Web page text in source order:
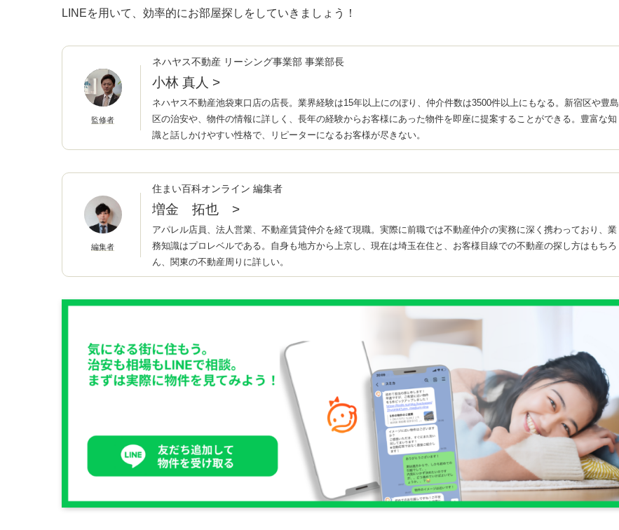
LINEを用いて、効率的にお部屋探しをしていきましょう！
監修者
ネハヤス不動産 リーシング事業部 事業部長
小林 真人 >
ネハヤス不動産池袋東口店の店長。業界経験は15年以上にのぼり、仲介件数は3500件以上にもなる。新宿区や豊島
区の治安や、物件の情報に詳しく、長年の経験からお客様にあった物件を即座に提案することができる。豊富な知
識と話しかけやすい性格で、リピーターになるお客様が尽きない。
編集者
住まい百科オンライン 編集者
増金 拓也 >
アパレル店員、法人営業、不動産賃貸仲介を経て現職。実際に前職では不動産仲介の実務に深く携わっており、業
務知識はプロレベルである。自身も地方から上京し、現在は埼玉在住と、お客様目線での不動産の探し方はもちろ
ん、関東の不動産周りに詳しい。